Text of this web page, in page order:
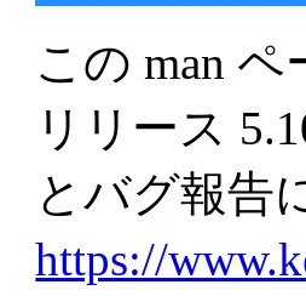
この man
リリース
とバグ報告
https://